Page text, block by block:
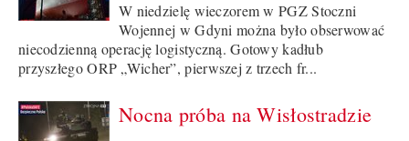
W niedzielę wieczorem w PGZ Stoczni
Wojennej w Gdyni można było obserwować
niecodzienną operację logistyczną. Gotowy kadłub
przyszłego ORP „Wicher”, pierwszej z trzech fr...
Nocna próba na Wisłostradzie